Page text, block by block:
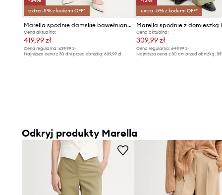
extra -5% z kodem: OFF*
Marella spodnie damskie bawełniane z elastanem GETTONE
Cena aktualna:
419,99 zł
Cena regularna: 639,99 zł
Najniższa cena z 30 dni przed obniżką: 639,99 zł
extra -5% z kodem: OFF*
Cena aktualna:
309,99 zł
Cena regularna:649,99 zł
Najniższa cena z 30 dni przed obniżką:
Odkryj produkty Marella